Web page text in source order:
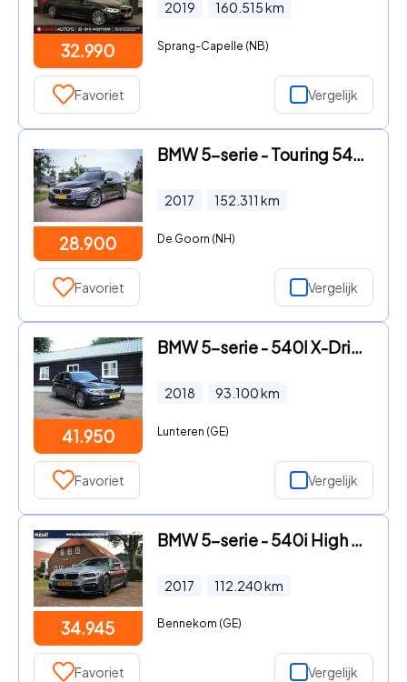
32.990
2019 160.515km
Sprang-Capelle (NB)
Favoriet Vergelijk
28.900
BMW 5-serie - Touring 540i M Sport xDrive High Executive
2017 152.311 km
De Goorn (NH)
Favoriet Vergelijk
41.950
BMW 5-serie - 540I X-Drive HIGH EXE M sport
2018 93.100km
Lunteren (GE)
Favoriet Vergelijk
34.945
BMW 5-serie - 540i High Executive Aut. | M-Sportpakket | 20 Inch | Sportui
2017 112.240km
Bennekom (GE)
Favoriet Vergelijk